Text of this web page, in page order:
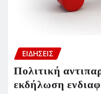
ΕΙΔΗΣΕΙΣ
Πολιτική
εκδήλωση